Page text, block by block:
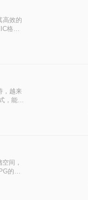
高效的
格式
？本
，越来
，能够
个常
间，
的方